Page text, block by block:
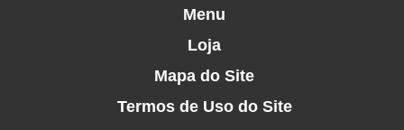
Menu
Loja
Mapa do Site
Termos de Uso do Site